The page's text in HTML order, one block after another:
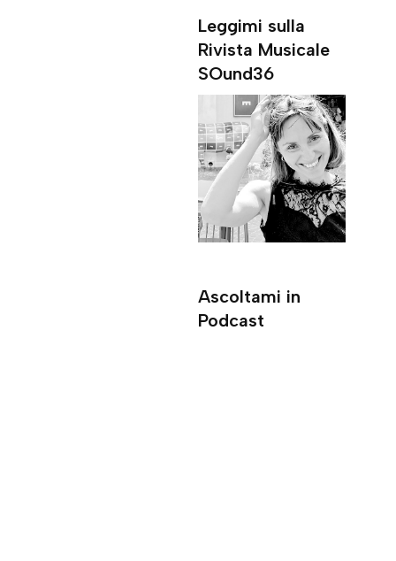
Leggimi sulla
Rivista Musicale
SOund36
Ascoltami in
Podcast